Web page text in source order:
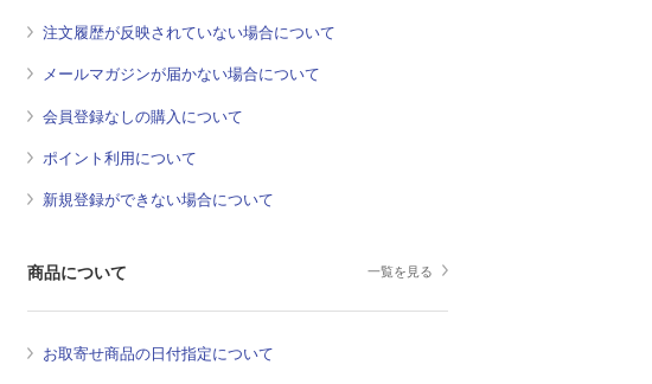
注文履歴が反映されていない場合について
メールマガジンが届かない場合について
会員登録なしの購入について
ポイント利用について
新規登録ができない場合について
商品について 一覧を見る
お取寄せ商品の日付指定について